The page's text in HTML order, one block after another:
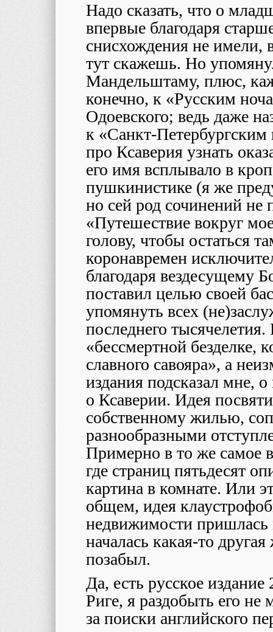
Надо сказать, что о
впервые благодаря
снисхождения не имели,
тут скажешь. Но
Мандельштаму, плюс,
конечно, к «Русским
Одоевского; ведь даже
к «Санкт-
про Ксаверия узнать
его имя всплывало в
пушкинистике (я же
но сей род сочинений не
«Путешествие вокруг
голову, чтобы остаться
коронавремен
благодаря вездесущему
поставил целью своей
упомянуть всех
последнего
«бессмертной безделке,
славного савояра», а
издания подсказал мне,
о Ксаверии. Идея
собственному жилью,
разнообразными
Примерно в то же самое
где страниц пятьдесят
картина в комнате. Или
общем, идея
недвижимости
началась какая-то
позабыл.
Да, есть русское
Риге, я раздобыть его не
за поиски английского